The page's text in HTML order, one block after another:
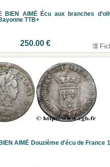
BIEN AIMÉ Écu aux branches
TTB+
250.00 €
AIMÉ Douzième d'écu de France